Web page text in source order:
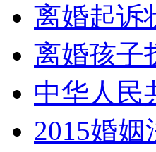
离婚起诉
离婚孩子
中华人民
2015婚